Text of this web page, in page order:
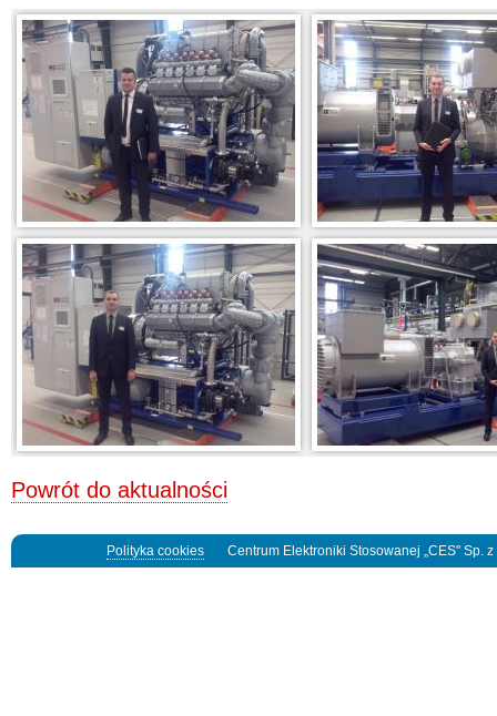
Powrót do aktualności
Polityka cookies Centrum Elektroniki Stosowanej „CES" Sp. z